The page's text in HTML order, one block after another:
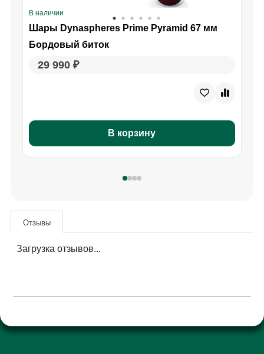
В наличии
Шары Dynaspheres Prime Pyramid 67 мм
Бордовый биток
29 990 ₽
В корзину
Отзывы
Загрузка отзывов...